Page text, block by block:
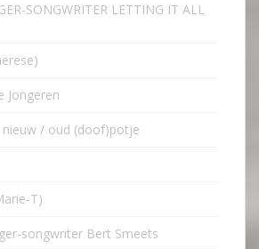
SONGWRITER LETTING IT ALL
Jongeren
nieuw / oud (doof)potje
T)
songwriter Bert Smeets